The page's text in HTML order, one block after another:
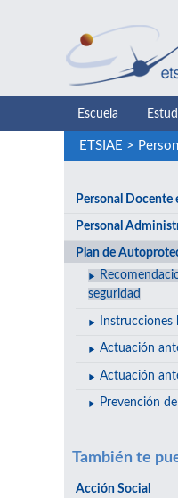
Escuela
ETSIAE >
Personal Docente
Personal
Plan de
seguridad
Instrucciones
Actuación
Actuación
Prevención
También te
Acción Social